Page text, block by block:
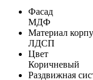
Фасад
МДФ
Материал
ЛДСП
Цвет
Коричневый
Раздвижная